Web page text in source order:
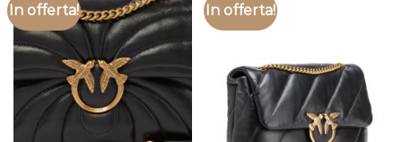
In offerta! In offerta!